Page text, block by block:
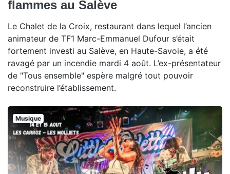
flammes au Salève
Le Chalet de la Croix, restaurant dans lequel l’ancien
animateur de TF1 Marc-Emmanuel Dufour s’était
fortement investi au Salève, en Haute-Savoie, a été
ravagé par un incendie mardi 4 août. L’ex-présentateur
de "Tous ensemble" espère malgré tout pouvoir
reconstruire l’établissement.
Musique